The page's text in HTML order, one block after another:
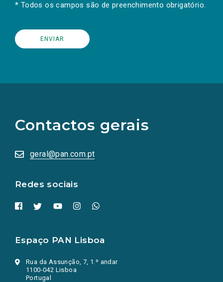
* Todos os campos são de preenchimento obrigatório.
Contactos gerais
geral@pan.com.pt
Redes sociais
redes
sociais
numa
nova
Espaço PAN Lisboa
Rua da Assunção, 7, 1.º andar
1100-042 Lisboa
Portugal